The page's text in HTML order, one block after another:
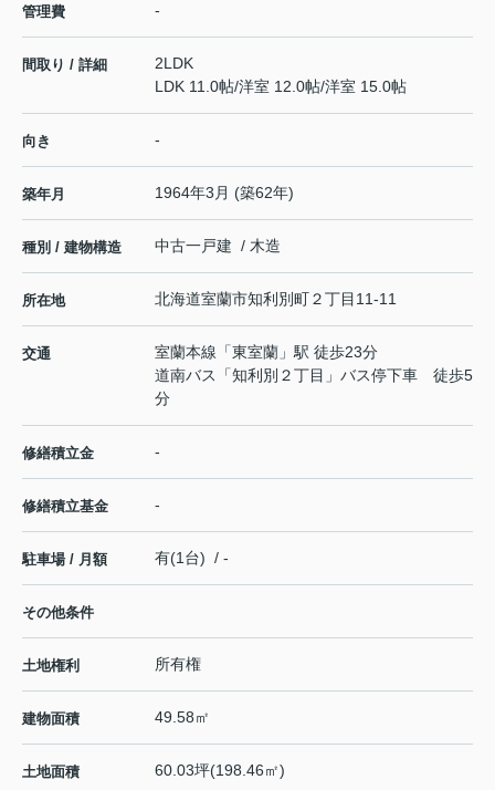
管理費 -
間取り / 詳細
2LDK
LDK 11.0帖/洋室 12.0帖/洋室 15.0帖
向き -
築年月 1964年3月 (築62年)
種別 / 建物構造 中古一戸建 / 木造
所在地 北海道室蘭市知利別町２丁目11-11
交通 室蘭本線 「東室蘭 」駅 徒歩23分
道南バス「知利別２丁目」バス停下車 徒歩5
分
修繕積立金 -
修繕積立基金 -
駐車場 / 月額 有(1台) / -
その他条件
土地権利 所有権
建物面積 49.58㎡
土地面積 60.03坪(198.46㎡)